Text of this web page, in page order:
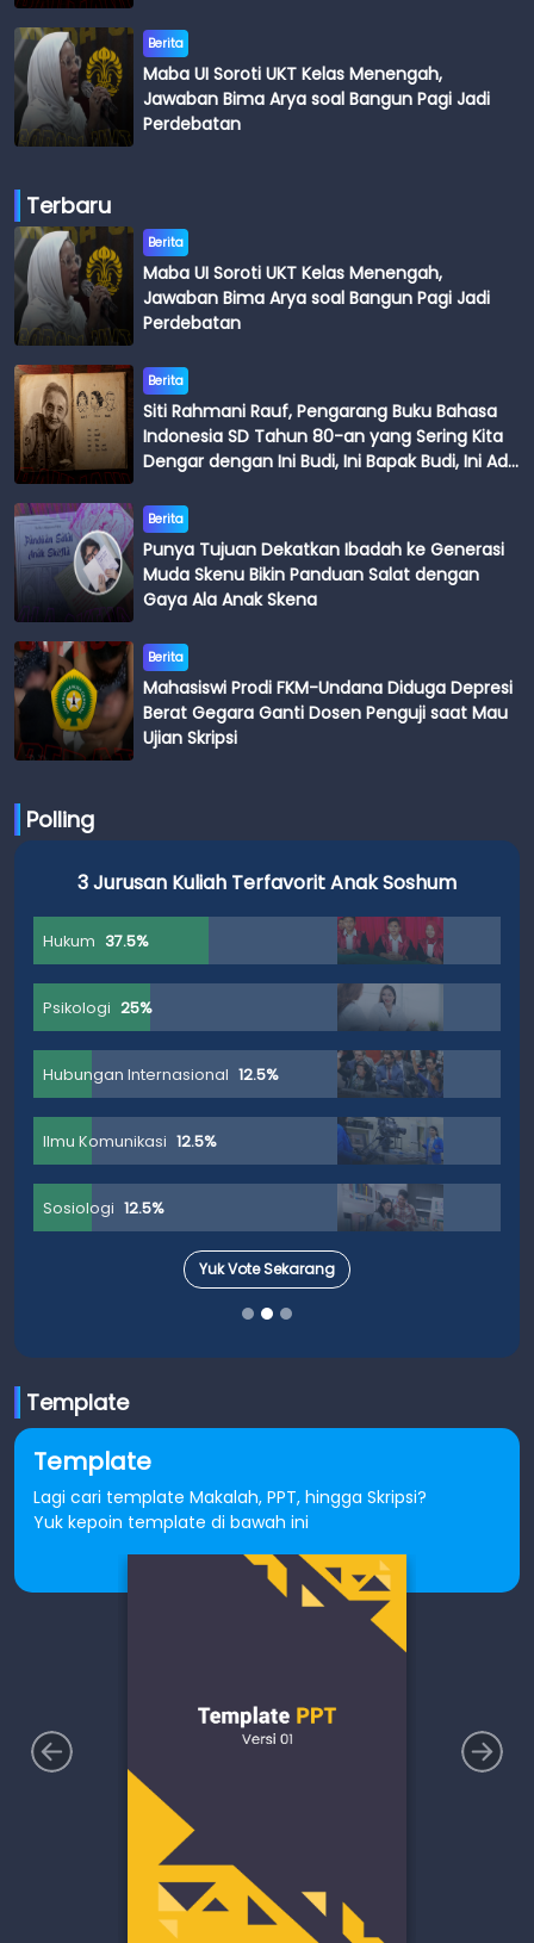
Berita
Maba UI Soroti UKT Kelas Menengah,
Jawaban Bima Arya soal Bangun Pagi Jadi
Perdebatan
Terbaru
Berita
Maba UI Soroti UKT Kelas Menengah,
Jawaban Bima Arya soal Bangun Pagi Jadi
Perdebatan
Berita
Siti Rahmani Rauf, Pengarang Buku Bahasa
Indonesia SD Tahun 80-an yang Sering Kita
Dengar dengan Ini Budi, Ini Bapak Budi, Ini Adik
Berita
Punya Tujuan Dekatkan Ibadah ke Generasi
Muda Skenu Bikin Panduan Salat dengan
Gaya Ala Anak Skena
Berita
Mahasiswi Prodi FKM-Undana Diduga Depresi
Berat Gegara Ganti Dosen Penguji saat Mau
Ujian Skripsi
Polling
3 Jurusan Kuliah Terfavorit Anak Soshum
Hukum 37.5%
Psikologi 25%
Hubungan Internasional 12.5%
Ilmu Komunikasi 12.5%
Sosiologi 12.5%
Yuk Vote Sekarang
Template
Template
Lagi cari template Makalah, PPT, hingga Skripsi?
Yuk kepoin template di bawah ini